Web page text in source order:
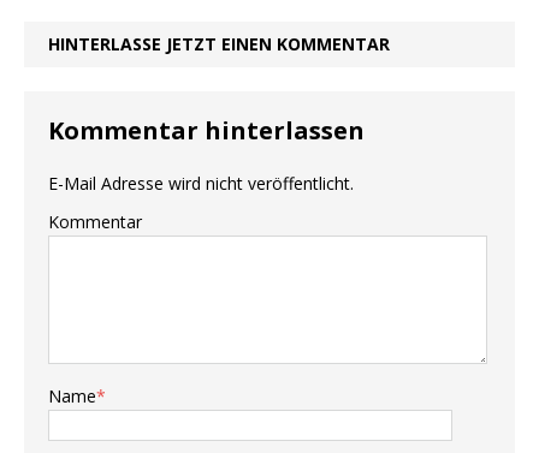
HINTERLASSE JETZT EINEN KOMMENTAR
Kommentar hinterlassen
E-Mail Adresse wird nicht veröffentlicht.
Kommentar
Name*